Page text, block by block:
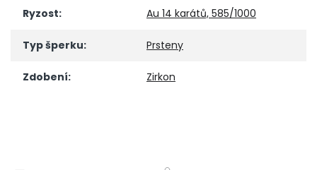
Ryzost: Au 14 karátů, 585/1000
Typ šperku: Prsteny
Zdobení: Zirkon